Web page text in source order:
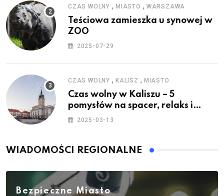
CZAS WOLNY , MIASTO , WARSZAWA
Teściowa zamieszka u synowej w
ZOO
2025-07-29
CZAS WOLNY , KALISZ , MIASTO
Czas wolny w Kaliszu – 5
pomysłów na spacer, relaks i
rodzinne atrakcje
2025-03-13
WIADOMOŚCI REGIONALNE
Bezpieczne Miasto